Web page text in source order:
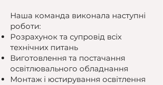
Наша команда виконала наступні
роботи:
Розрахунок та супровід всіх
технічних питань
Виготовлення та постачання
освітлювального обладнання
Монтаж і юстирування освітлення